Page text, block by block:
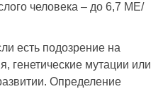
человека – до 6,7 МЕ/
есть подозрение на
генетические мутации или
Определение